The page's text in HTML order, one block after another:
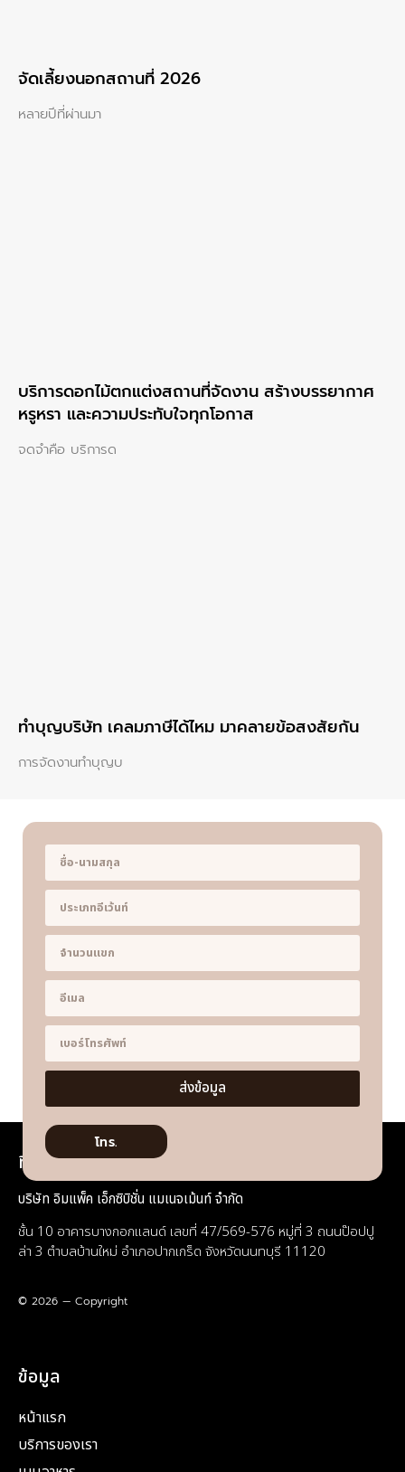
จัดเลี้ยงนอกสถานที่ 2026
หลายปีที่ผ่านมา
บริการดอกไม้ตกแต่งสถานที่จัดงาน สร้างบรรยากาศ
หรูหรา และความประทับใจทุกโอกาส
จดจำคือ บริการด
ทําบุญบริษัท เคลมภาษีได้ไหม มาคลายข้อสงสัยกัน
การจัดงานทำบุญบ
ส่งข้อมูล
โทร.
ที่อยู่
บริษัท อิมแพ็ค เอ็กซิบิชั่น แมเนจเม้นท์ จำกัด
ชั้น 10 อาคารบางกอกแลนด์ เลขที่ 47/569-576 หมู่ที่ 3 ถนนป๊อปปู
ล่า 3 ตำบลบ้านใหม่ อำเภอปากเกร็ด จังหวัดนนทบุรี 11120
© 2026 — Copyright
ข้อมูล
หน้าแรก
บริการของเรา